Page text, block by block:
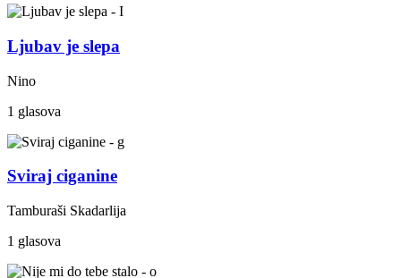
Ljubav je slepa
Nino
1 glasova
Sviraj ciganine
Tamburaši Skadarlija
1 glasova